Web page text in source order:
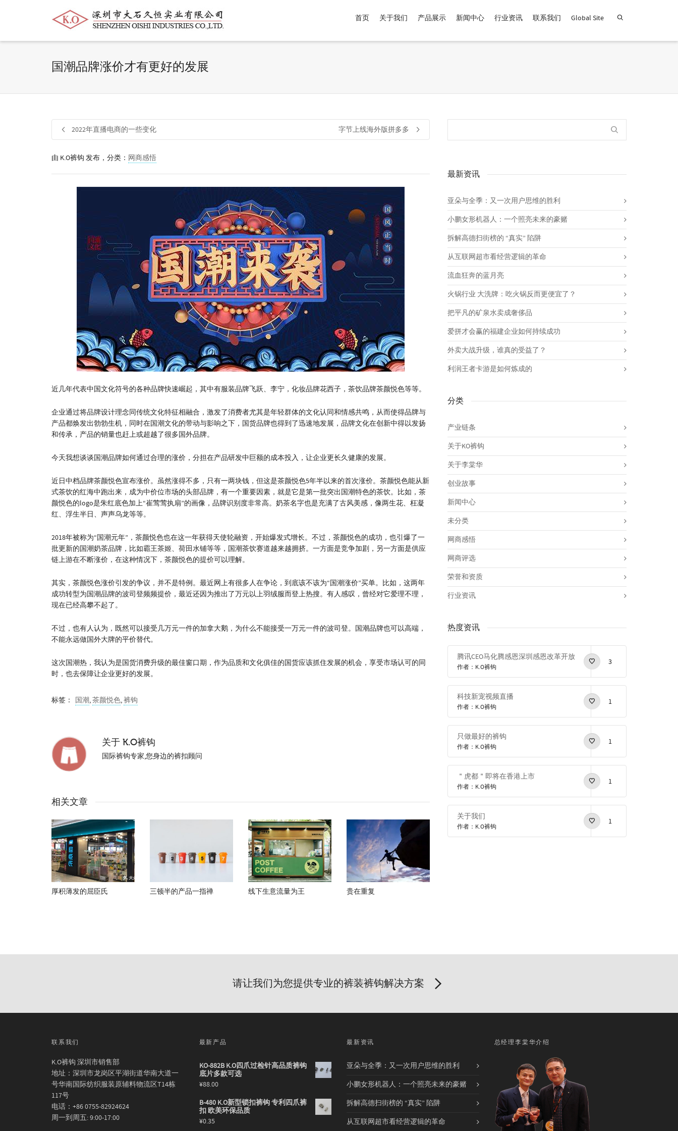
帮我查找新的衬衫尺码中号价格介于 商品，品牌为 默认品牌 .
首页 关于我们 产品展示 新闻中心 行业资讯 联系我们 Global Site
国潮品牌涨价才有更好的发展
2022年直播电商的一些变化 字节上线海外版拼多多
由 K.O裤钩 发布，分类： 网商感悟
近几年代表中国文化符号的各种品牌快速崛起，其中有服装品牌飞跃、李宁，化妆品牌花西子，茶饮品牌茶颜悦色等等。
企业通过将品牌设计理念同传统文化特征相融合，激发了消费者尤其是年轻群体的文化认同和情感共鸣，从而使得品牌与
产品都焕发出勃勃生机，同时在国潮文化的带动与影响之下，国货品牌也得到了迅速地发展，品牌文化在创新中得以发扬
和传承，产品的销量也赶上或超越了很多国外品牌。
今天我想谈谈国潮品牌如何通过合理的涨价，分担在产品研发中巨额的成本投入，让企业更长久健康的发展。
近日中档品牌茶颜悦色宣布涨价。虽然涨得不多，只有一两块钱，但这是茶颜悦色5年半以来的首次涨价。茶颜悦色能从新
式茶饮的红海中跑出来，成为中价位市场的头部品牌，有一个重要因素，就是它是第一批突出国潮特色的茶饮。比如，茶
颜悦色的logo是朱红底色加上“崔莺莺执扇”的画像，品牌识别度非常高。奶茶名字也是充满了古风美感，像两生花、枉凝
红、浮生半日、声声乌龙等等。
2018年被称为“国潮元年”，茶颜悦色也在这一年获得天使轮融资，开始爆发式增长。不过，茶颜悦色的成功，也引爆了一
批更新的国潮奶茶品牌，比如霸王茶姬、荷田水铺等等，国潮茶饮赛道越来越拥挤。一方面是竞争加剧，另一方面是供应
链上游在不断涨价，在这种情况下，茶颜悦色的提价可以理解。
其实，茶颜悦色涨价引发的争议，并不是特例。最近网上有很多人在争论，到底该不该为“国潮涨价”买单。比如，这两年
成功转型为国潮品牌的波司登频频提价，最近还因为推出了万元以上羽绒服而登上热搜。有人感叹，曾经对它爱理不理，
现在已经高攀不起了。
不过，也有人认为，既然可以接受几万元一件的加拿大鹅，为什么不能接受一万元一件的波司登。国潮品牌也可以高端，
不能永远做国外大牌的平价替代。
这次国潮热，我认为是国货消费升级的最佳窗口期，作为品质和文化俱佳的国货应该抓住发展的机会，享受市场认可的同
时，也去保障让企业更好的发展。
标签： 国潮,茶颜悦色,裤钩
关于 K.O裤钩
国际裤钩专家,您身边的裤扣顾问
相关文章
厚积薄发的屈臣氏 三顿半的产品一指禅 线下生意流量为王 贵在重复
最新资讯
亚朵与全季：又一次用户思维的胜利
小鹏女形机器人：一个照亮未来的豪赌
拆解高德扫街榜的 “真实” 陷阱
从互联网超市看经营逻辑的革命
流血狂奔的蓝月亮
火锅行业 大洗牌：吃火锅反而更便宜了？
把平凡的矿泉水卖成奢侈品
爱拼才会赢的福建企业如何持续成功
外卖大战升级，谁真的受益了？
利润王者卡游是如何炼成的
分类
产业链条
关于KO裤钩
关于李棠华
创业故事
新闻中心
未分类
网商感悟
网商评选
荣誉和资质
行业资讯
热度资讯
腾讯CEO马化腾感恩深圳感恩改革开放
作者：K.O裤钩
3
科技新宠视频直播
作者：K.O裤钩
1
只做最好的裤钩
作者：K.O裤钩
1
＂虎都＂即将在香港上市
作者：K.O裤钩
1
关于我们
作者：K.O裤钩
1
请让我们为您提供专业的裤装裤钩解决方案
联系我们
K.O裤钩 深圳市销售部
地址：深圳市龙岗区平湖街道华南大道一
号华南国际纺织服装原辅料物流区T14栋
117号
电话：+86 0755-82924624
周一到周五: 9:00-17:00
最新产品
KO-882B K.O四爪过检针高品质裤钩
底片多款可选
¥88.00
B-480 K.O新型锁扣裤钩 专利四爪裤
扣 欧美环保品质
¥0.35
最新资讯
亚朵与全季：又一次用户思维的胜利
小鹏女形机器人：一个照亮未来的豪赌
拆解高德扫街榜的 “真实” 陷阱
从互联网超市看经营逻辑的革命
总经理李棠华介绍